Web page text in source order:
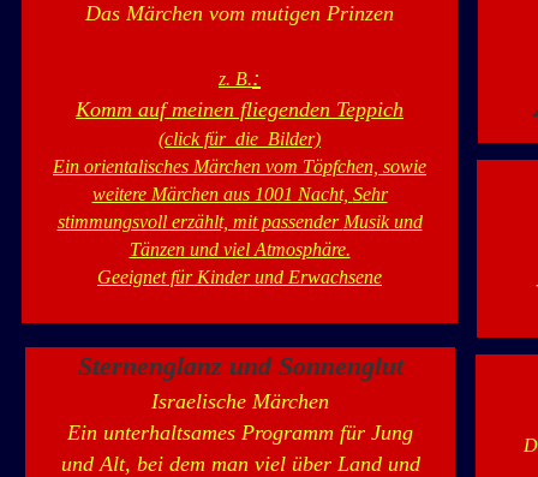
Das Märchen vom mutigen Prinzen
z. B.:
Komm auf meinen fliegenden Teppich
(click für die Bilder)
Ein orientalisches Märchen vom Töpfchen, sowie
weitere Märchen aus 1001 Nacht, Sehr
stimmungsvoll erzählt, mit passender Musik und
Tänzen und viel Atmosphäre.
Geeignet für Kinder und Erwachsene
Sternenglanz und Sonnenglut
Israelische Märchen
Ein unterhaltsames Programm für Jung
und Alt, bei dem man viel über Land und